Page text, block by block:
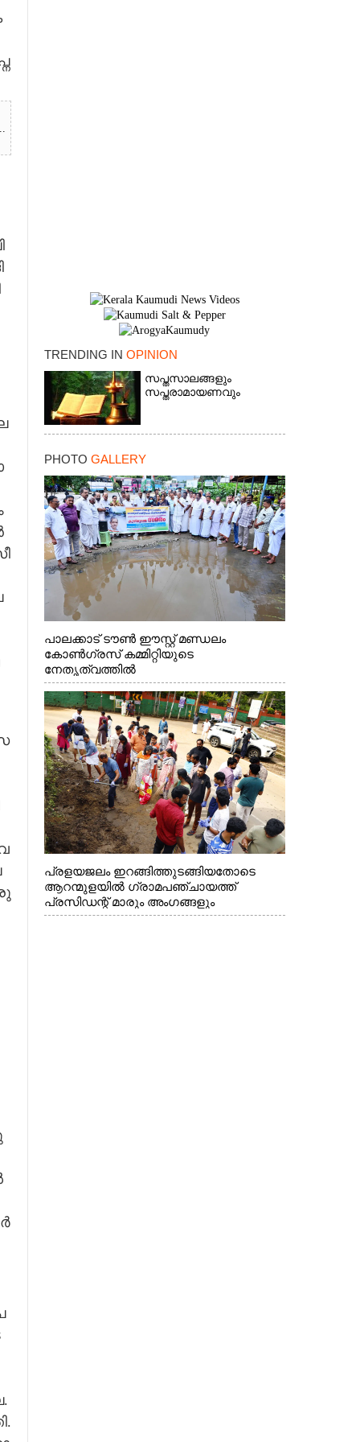
TRENDING IN OPINION
സപ്തസാലങ്ങളും
സപ്തരാമായണവും
PHOTO GALLERY
പാലക്കാട് ടൗൺ ഈസ്റ്റ് മണ്ഡലം
കോൺഗ്രസ് കമ്മിറ്റിയുടെ
നേതൃത്വത്തിൽ
പ്രളയജലം ഇറങ്ങിത്തുടങ്ങിയതോടെ
ആറന്മുളയിൽ ഗ്രാമപഞ്ചായത്ത്
പ്രസിഡന്റ് മാരും അംഗങ്ങളും
രാഷ്ട്രീയപ്രവത്തകരും അടങ്ങുന്ന സംഘം
×